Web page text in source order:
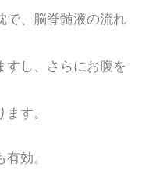
、脳脊髄液の流れ
し、さらにお腹を
す。
効。